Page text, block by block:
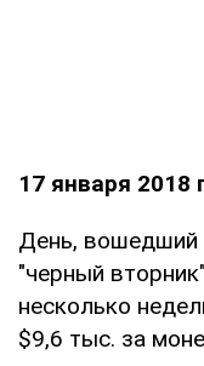
17 января 2018
День, вошедший
"черный
несколько
$9,6 тыс. за